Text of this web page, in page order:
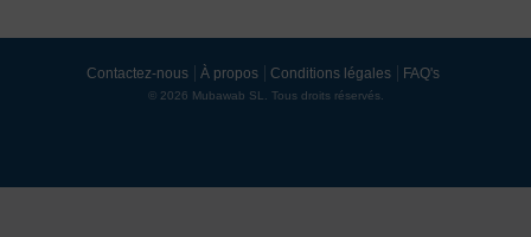
Contactez-nous À propos Conditions légales FAQ's
© 2026 Mubawab SL. Tous droits réservés.